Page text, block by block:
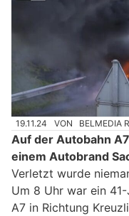
19.11.24 VON BELMEDIA
Auf der Autobahn
einem Autobrand
Verletzt wurde
Um 8 Uhr war ein
A7 in Richtung